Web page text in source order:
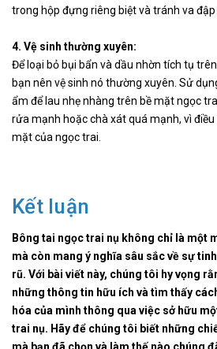
trong hộp đựng riêng biệt và tránh va đập
4. Vệ sinh thường xuyên:
Để loại bỏ bụi bẩn và dầu nhờn tích tụ
bạn nên vệ sinh nó thường xuyên. Sử
ẩm để lau nhẹ nhàng trên bề mặt ngọc
rửa mạnh hoặc chà xát quá mạnh, vì
mặt của ngọc trai.
Kết luận
Bông tai ngọc trai nụ không chỉ là một
mà còn mang ý nghĩa sâu sắc về sự
rũ. Với bài viết này, chúng tôi hy vọng
những thông tin hữu ích và tìm thấy
hóa của mình thông qua việc sở hữu
trai nụ. Hãy để chúng tôi biết những